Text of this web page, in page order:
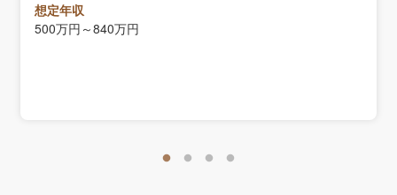
想定年収
500万円～840万円